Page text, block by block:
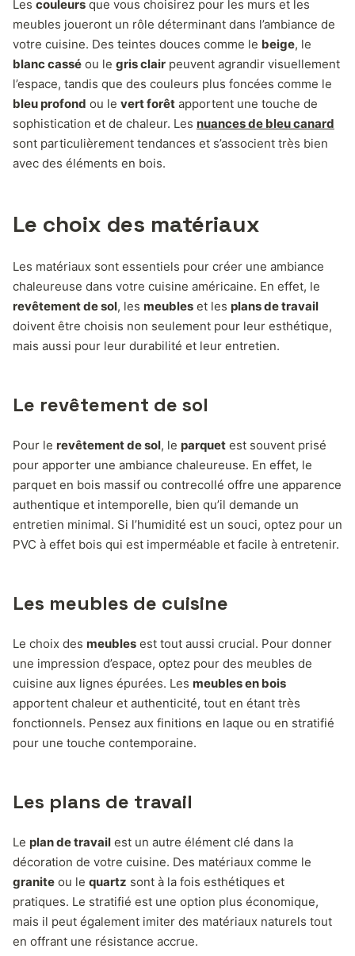
Les couleurs que vous choisirez pour les murs et les
meubles joueront un rôle déterminant dans l’ambiance de
votre cuisine. Des teintes douces comme le beige, le
blanc cassé ou le gris clair peuvent agrandir visuellement
l’espace, tandis que des couleurs plus foncées comme le
bleu profond ou le vert forêt apportent une touche de
sophistication et de chaleur. Les nuances de bleu canard
sont particulièrement tendances et s’associent très bien
avec des éléments en bois.
Le choix des matériaux
Les matériaux sont essentiels pour créer une ambiance
chaleureuse dans votre cuisine américaine. En effet, le
revêtement de sol, les meubles et les plans de travail
doivent être choisis non seulement pour leur esthétique,
mais aussi pour leur durabilité et leur entretien.
Le revêtement de sol
Pour le revêtement de sol, le parquet est souvent prisé
pour apporter une ambiance chaleureuse. En effet, le
parquet en bois massif ou contrecollé offre une apparence
authentique et intemporelle, bien qu’il demande un
entretien minimal. Si l’humidité est un souci, optez pour un
PVC à effet bois qui est imperméable et facile à entretenir.
Les meubles de cuisine
Le choix des meubles est tout aussi crucial. Pour donner
une impression d’espace, optez pour des meubles de
cuisine aux lignes épurées. Les meubles en bois
apportent chaleur et authenticité, tout en étant très
fonctionnels. Pensez aux finitions en laque ou en stratifié
pour une touche contemporaine.
Les plans de travail
Le plan de travail est un autre élément clé dans la
décoration de votre cuisine. Des matériaux comme le
granite ou le quartz sont à la fois esthétiques et
pratiques. Le stratifié est une option plus économique,
mais il peut également imiter des matériaux naturels tout
en offrant une résistance accrue.